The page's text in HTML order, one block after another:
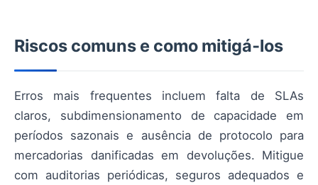
Riscos comuns e como mitigá‑los
Erros mais frequentes incluem falta de SLAs
claros, subdimensionamento de capacidade em
períodos sazonais e ausência de protocolo para
mercadorias danificadas em devoluções. Mitigue
com auditorias periódicas, seguros adequados e